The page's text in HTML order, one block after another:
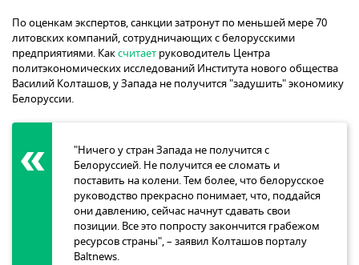
По оценкам экспертов, санкции затронут по меньшей мере 70
литовских компаний, сотрудничающих с белорусскими
предприятиями. Каксчитает руководитель Центра
политэкономических исследований Института нового общества
Василий Колташов, у Запада не получится "задушить" экономику
Белоруссии.
"Ничего у стран Запада не получится с
Белоруссией. Не получится ее сломать и
поставить на колени. Тем более, что белорусское
руководство прекрасно понимает, что, поддайся
они давлению, сейчас начнут сдавать свои
позиции. Все это попросту закончится грабежом
ресурсов страны", – заявил Колташов порталу
Baltnews.